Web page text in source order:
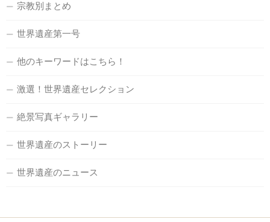
宗教別まとめ
世界遺産第一号
他のキーワードはこちら！
激選！世界遺産セレクション
絶景写真ギャラリー
世界遺産のストーリー
世界遺産のニュース